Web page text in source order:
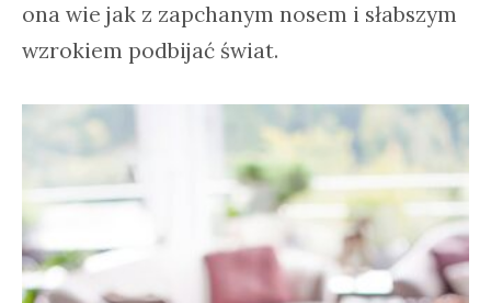
ona wie jak z zapchanym nosem i słabszym
wzrokiem podbijać świat.